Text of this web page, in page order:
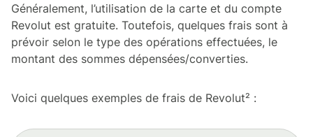
Généralement, l’utilisation de la carte et du compte
Revolut est gratuite. Toutefois, quelques frais sont à
prévoir selon le type des opérations effectuées, le
montant des sommes dépensées/converties.
Voici quelques exemples de frais de Revolut² :